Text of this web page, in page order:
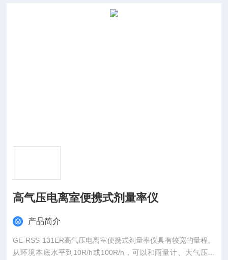
高气压电离室便携式剂量率仪
产品简介
GE RSS-131ER高气压电离室便携式剂量率仪具有较宽的量程。
从环境本底水平到10R/h或100R/h，可以和雨量计、大气压力